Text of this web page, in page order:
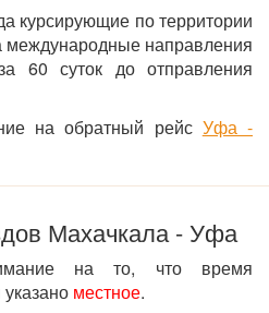
курсирующие по территории
международные направления
60 суток до отправления
на обратный рейс Уфа -
Махачкала - Уфа
на то, что время
местное.